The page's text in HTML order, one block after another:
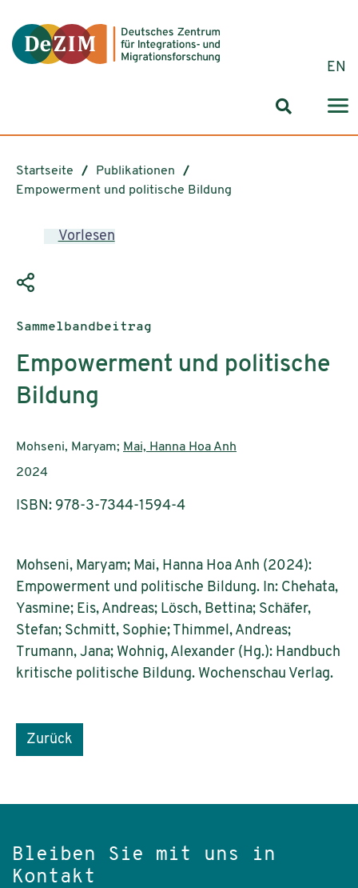
EN
Startseite
Publikationen
Empowerment und politische Bildung
Vorlesen
Publikationstyp:
Sammelbandbeitrag
Empowerment und politische
Bildung
AutorInnen:
Mohseni, Maryam; Mai, Hanna Hoa Anh
Publikationsjahr:
2024
ISBN: 978-3-7344-1594-4
Mohseni, Maryam; Mai, Hanna Hoa Anh (2024):
Empowerment und politische Bildung. In: Chehata,
Yasmine; Eis, Andreas; Lösch, Bettina; Schäfer,
Stefan; Schmitt, Sophie; Thimmel, Andreas;
Trumann, Jana; Wohnig, Alexander (Hg.): Handbuch
kritische politische Bildung. Wochenschau Verlag.
Zurück
Bleiben Sie mit uns in
Kontakt